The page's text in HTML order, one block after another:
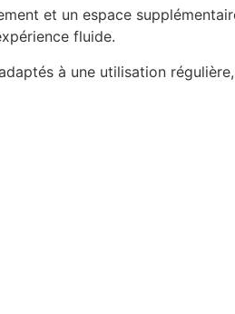
et un espace
fluide.
à une utilisation